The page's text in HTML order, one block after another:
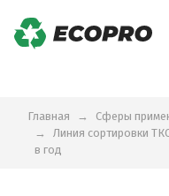
Главная Сферы
Линия сортировки
в год